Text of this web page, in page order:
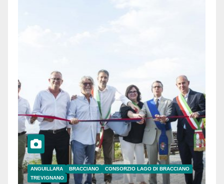
ANGUILLARA BRACCIANO
CONSORZIO LAGO DI BRACCIANO
TREVIGNANO